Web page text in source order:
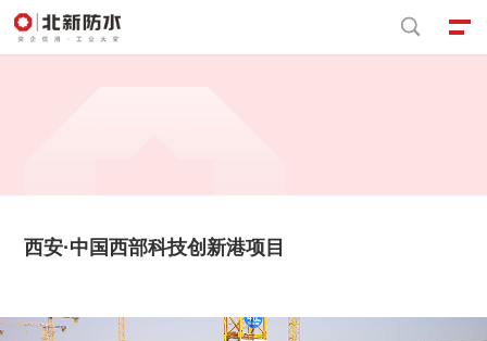


西安·中国西部科技创新港项⽬